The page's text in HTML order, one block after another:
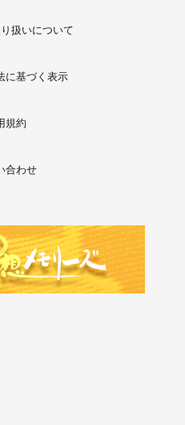
扱いについて
に基づく表示
規約
合わせ